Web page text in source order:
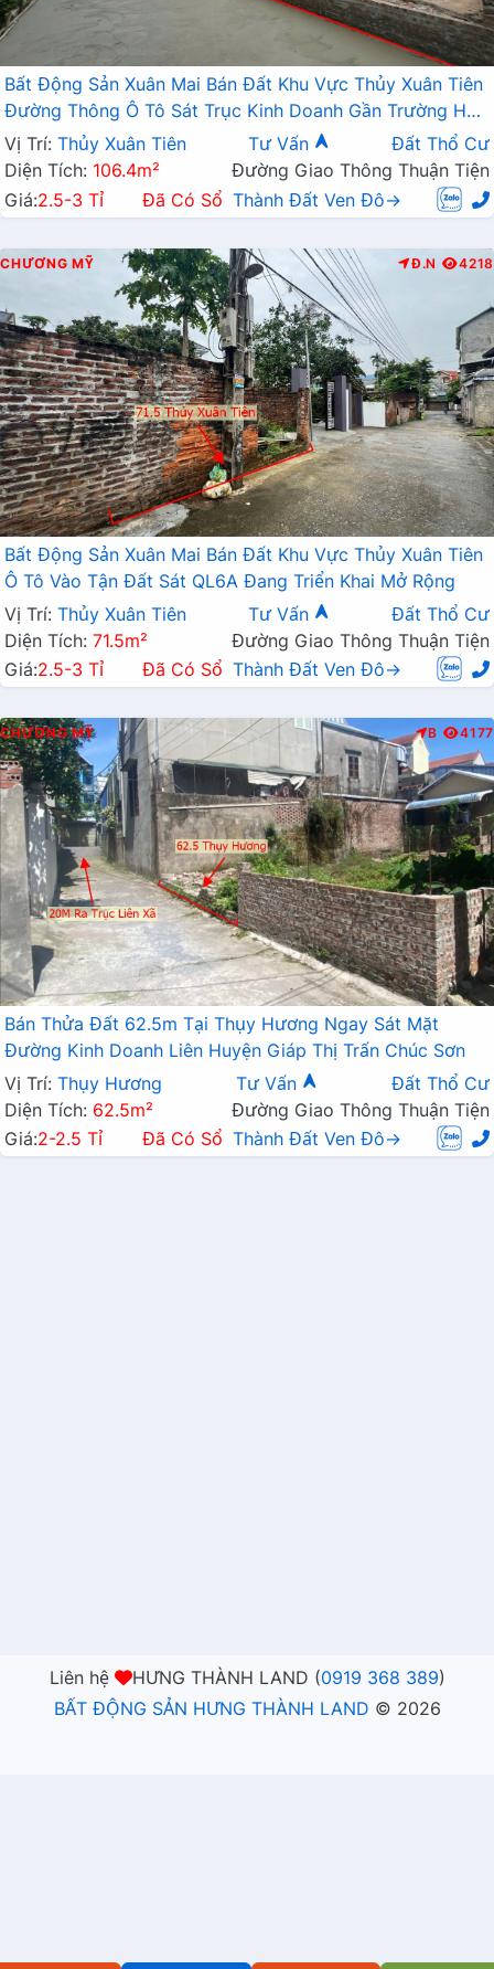
Bất Động Sản Xuân Mai Bán Đất Khu Vực Thủy Xuân Tiên
Đường Thông Ô Tô Sát Trục Kinh Doanh Gần Trường Học
Các Cấp
Vị Trí: Thủy Xuân Tiên Tư Vấn
Đất Thổ Cư
Diện Tích: 106.4m²
Đường Giao Thông Thuận Tiện
Giá:2.5-3 Tỉ Đã Có Sổ Thành Đất Ven Đô→
CHƯƠNG MỸ Đ.N 4218
Bất Động Sản Xuân Mai Bán Đất Khu Vực Thủy Xuân Tiên
Ô Tô Vào Tận Đất Sát QL6A Đang Triển Khai Mở Rộng
Vị Trí: Thủy Xuân Tiên Tư Vấn
Đất Thổ Cư
Diện Tích: 71.5m²
Đường Giao Thông Thuận Tiện
Giá:2.5-3 Tỉ Đã Có Sổ Thành Đất Ven Đô→
CHƯƠNG MỸ B 4177
Bán Thửa Đất 62.5m Tại Thụy Hương Ngay Sát Mặt
Đường Kinh Doanh Liên Huyện Giáp Thị Trấn Chúc Sơn
Vị Trí: Thụy Hương Tư Vấn
Đất Thổ Cư
Diện Tích: 62.5m²
Đường Giao Thông Thuận Tiện
Giá:2-2.5 Tỉ Đã Có Sổ Thành Đất Ven Đô→
Liên hệ HƯNG THÀNH LAND (0919 368 389)
BẤT ĐỘNG SẢN HƯNG THÀNH LAND © 2026